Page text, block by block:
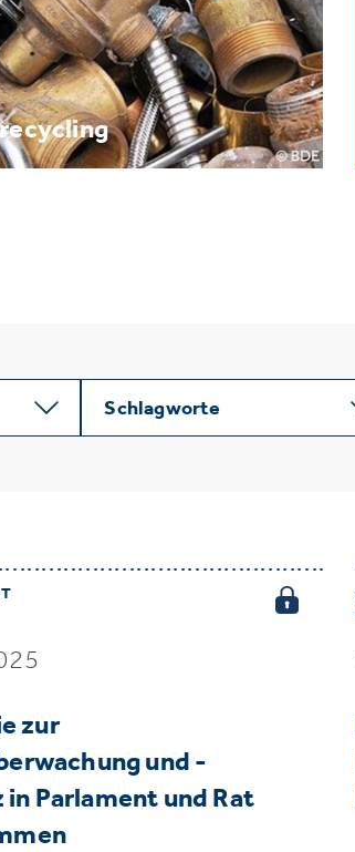
Batterie
Schlagworte
zur
und -
Parlament und Rat